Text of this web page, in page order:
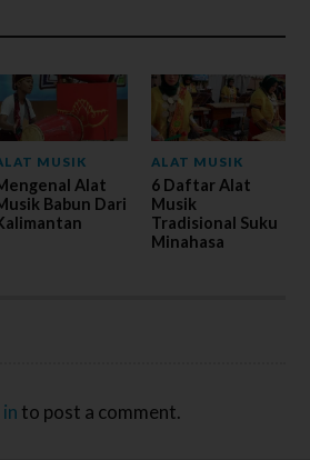
MUSIK
Alat
Babun Dari
ALAT MUSIK
6 Daftar Alat
Musik
Tradisional Suku
Minahasa
to post a comment.